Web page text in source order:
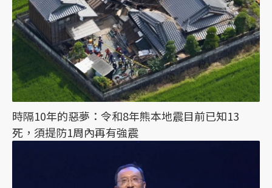
時隔10年的惡夢：令和8年熊本地震目前已知13
死，須提防1周內再有強震